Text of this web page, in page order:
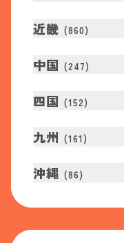
近畿 (860)
中国 (247)
四国 (152)
九州 (161 )
沖縄 (86)